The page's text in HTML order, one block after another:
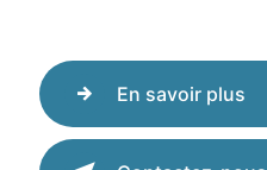
En savoir plus